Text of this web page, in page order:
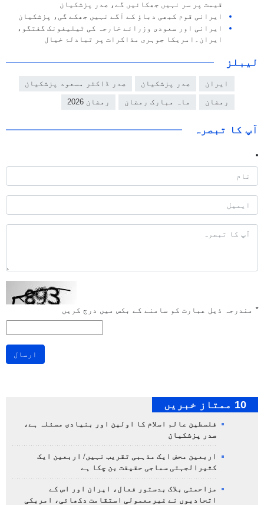
قیمت پر سر نہیں جھکائیں گے، صدر پزشکیان
ایرانی قوم کبھی دباؤ کے آگے نہیں جھکے گی، پزشکیان
ایرانی اور سعودی وزرائے خارجہ کی ٹیلیفونک گفتگو،
ایران۔امریکا جوہری مذاکرات پر تبادلۂ خیال
لیبلز
ایران صدر پزشکیان صدر ڈاکٹر مسعود پزشکیان
رمضان ماہ مبارک رمضان رمضان 2026
آپ کا تبصرہ
* مندرجہ ذیل عبارت کو سامنے کے بکس میں درج کریں
ارسال
10 ممتاز خبریں
فلسطین عالم اسلام کا اولین اور بنیادی مسئلہ ہے،
صدر پزشکیان
اربعین محض ایک مذہبی تقریب نہیں/ اربعین ایک
کثیرالجہتی سماجی حقیقت بن چکا ہے
مزاحمتی بلاک بدستور فعال، ایران اور اس کے
اتحادیوں نے غیرمعمولی استقامت دکھائی، امریکی